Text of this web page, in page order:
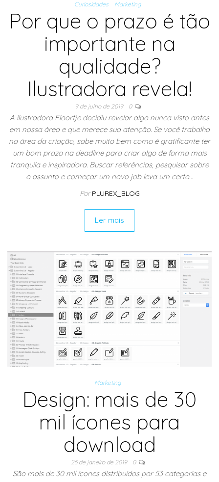
Curiosidades Marketing
Por que o prazo é tão
importante na
qualidade?
Ilustradora revela!
9 de julho de 2019 0
A ilustradora Floortje decidiu revelar algo nunca visto antes
em nossa área e que merece sua atenção. Se você trabalha
na área da criação, sabe muito bem como é gratificante ter
um bom prazo na deadline para criar algo de forma mais
tranquila e inspiradora. Buscar referências, pesquisar sobre
o assunto e começar um novo job leva um certo…
Por PLUREX_BLOG
Ler mais
Marketing
Design: mais de 30
mil ícones para
download
25 de janeiro de 2019 0
São mais de 30 mil ícones distribuídos por 53 categorias e